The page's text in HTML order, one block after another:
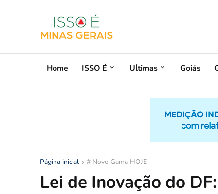
Home ISSO É Uĺtimas Goiás
Página inicial # Novo Gama HOJE
Lei de Inovação do